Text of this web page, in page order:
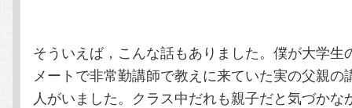
そういえば，こんな話もありました。僕が大学生
メートで非常勤講師で教えに来ていた実の父親の
人がいました。クラス中だれも親子だと気づかな